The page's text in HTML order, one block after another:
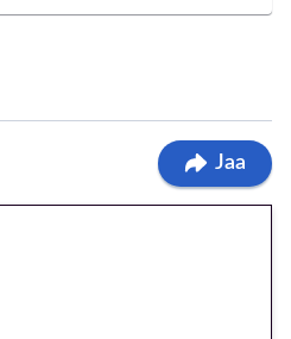
Jaa